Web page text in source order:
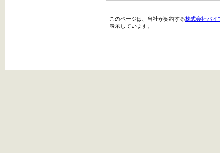
このページは、当社が契約する株式会社パイ
表示しています。